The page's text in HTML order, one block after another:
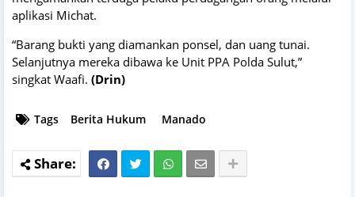
aplikasi Michat.
“Barang bukti yang diamankan ponsel, dan uang tunai.
Selanjutnya mereka dibawa ke Unit PPA Polda Sulut,”
singkat Waafi. (Drin)
Tags Berita Hukum Manado